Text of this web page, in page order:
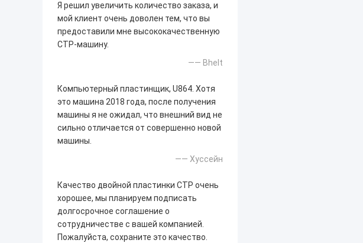
Я решил увеличить количество заказа, и
мой клиент очень доволен тем, что вы
предоставили мне высококачественную
CTP-машину.
—— Bhelt
Компьютерный пластинщик, U864. Хотя
это машина 2018 года, после получения
машины я не ожидал, что внешний вид не
сильно отличается от совершенно новой
машины.
—— Хуссейн
Качество двойной пластинки CTP очень
хорошее, мы планируем подписать
долгосрочное соглашение о
сотрудничестве с вашей компанией.
Пожалуйста, сохраните это качество.